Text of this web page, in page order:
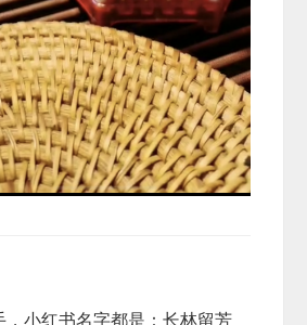
小红书名字都是：长林留芳